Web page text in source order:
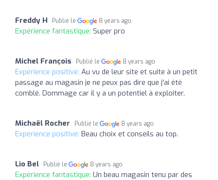
Freddy H Publié le 8 years ago
Expérience fantastique: Super pro
Michel François Publié le 8 years ago
Expérience positive: Au vu de leur site et suite à un petit
passage au magasin je ne peux pas dire que j'ai été
comblé. Dommage car il y a un potentiel à exploiter.
Michaël Rocher Publié le 8 years ago
Expérience positive: Beau choix et conseils au top.
Lio Bel Publié le 8 years ago
Expérience fantastique: Un beau magasin tenu par des